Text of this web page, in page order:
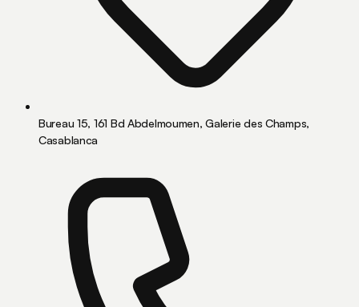
Bureau 15, 161 Bd Abdelmoumen, Galerie des Champs,
Casablanca